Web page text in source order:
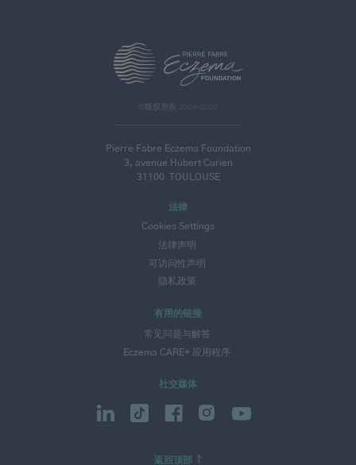
©版权所有 2004-2020
Pierre Fabre Eczema Foundation
3, avenue Hubert Curien
31100
TOULOUSE
有用的链接
常见问题与解答
Eczema CARE+ 应用程序
法律
Cookies Settings
法律声明
可访问性声明
隐私政策
社交媒体
返回顶部